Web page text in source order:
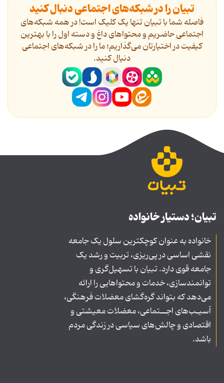
تبیان را در شبکه‌های اجتماعی دنبال کنید
فاصله شما با تبیان تنها یک کلیک است! در همه شبکه‌های
اجتماعی حاضریم و محتواهای داغ و دسته اول را با بهترین
کیفیت در اختیارتان می‌گذاریم؛ ما را در شبکه‌های اجتماعی
دنیال کنید.
تبیان؛ دستیار خانواده
خانواده به عنوان کوچکترین سلول یک جامعه
نقشی اساسی در پی‌ریزی، تربیت و رشد یک
جامعه قوی دارد. تبیان با تسهیل‌گری و
توانمندسازی، خدمات و محتواهایی را ارائه
می‌دهد که بتواند گره‌گشای معضلات فرهنگی،
آسیـب‌های اجــتماعی، معضلات معیشتی و
اقتصادی و چالش‌های سیاسی در زندگی مردم
باشد.